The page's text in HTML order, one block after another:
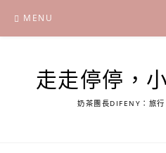
content
MENU
走走停停，
奶茶團長DIFENY：旅